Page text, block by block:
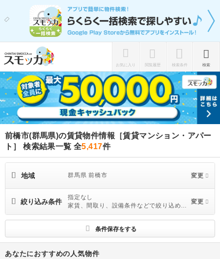
お気に入り 閲覧履歴 検索条件 検索
前橋市(群馬県)の賃貸物件情報［賃貸マンション・アパー
ト］ 検索結果一覧 全5,417件
地域 群馬県 前橋市 変更
絞り込み条件
指定なし
家賃、間取り、設備条件などで絞り込めま
す
変更
条件保存をする
あなたにおすすめの人気物件